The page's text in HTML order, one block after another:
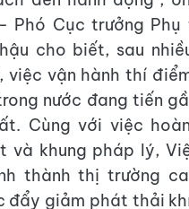
Phó Cục trưởng
cho biết, sau
việc vận hành thí
nước đang tiến
Cùng với việc
và khung pháp lý,
thành thị trường
đẩy giảm phát thải